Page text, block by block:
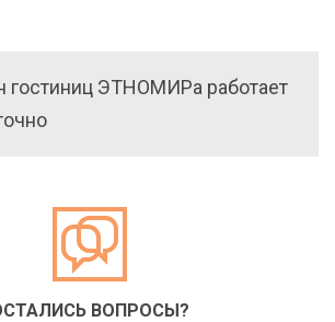
гостиниц ЭТНОМИРа работает
ВОПРОСЫ?